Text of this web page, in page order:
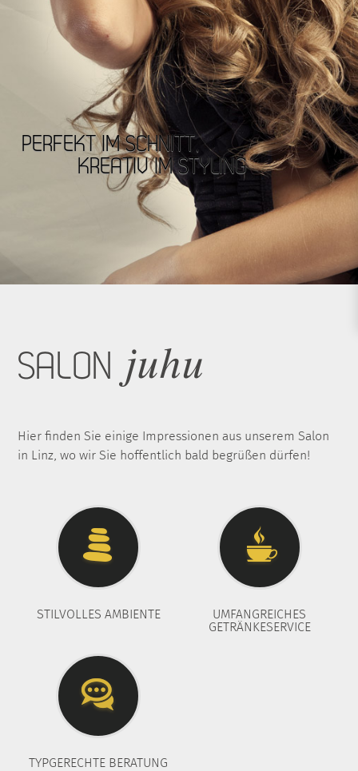
PERFEKT IM SCHNITT,
KREATIV IM STYLING
SALON
Hier finden Sie einige Impressionen aus unserem Salon
in Linz, wo wir Sie hoffentlich bald begrüßen dürfen!
STILVOLLES AMBIENTE
UMFANGREICHES
GETRÄNKESERVICE
TYPGERECHTE BERATUNG